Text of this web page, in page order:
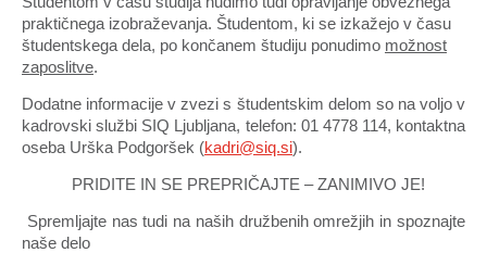
praktičnega izobraževanja. Študentom, ki se izkažejo v času
študentskega dela, po končanem študiju ponudimo možnost
zaposlitve.
Dodatne informacije v zvezi s študentskim delom so na voljo v
kadrovski službi SIQ Ljubljana, telefon: 01 4778 114, kontaktna
oseba Urška Podgoršek (kadri@siq.si).
PRIDITE IN SE PREPRIČAJTE – ZANIMIVO JE!
Spremljajte nas tudi na naših družbenih omrežjih in spoznajte
naše delo